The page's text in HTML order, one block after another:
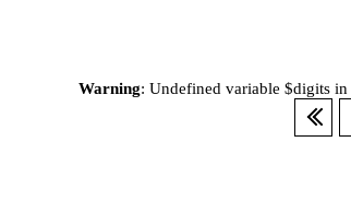
Warning: Undefined variable $digits in